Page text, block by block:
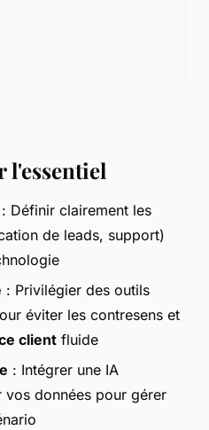
l'essentiel
: Définir clairement les
de leads, support)
: Privilégier des outils
éviter les contresens et
client fluide
: Intégrer une IA
données pour gérer